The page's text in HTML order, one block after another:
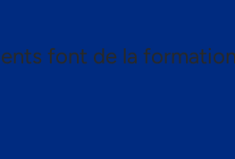
font de la